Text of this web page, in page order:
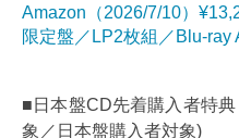
Amazon（2026/7/10）
限定盤／LP2枚組／Blu-ray
■日本盤CD先着購入者特
象／日本盤購入者対象)